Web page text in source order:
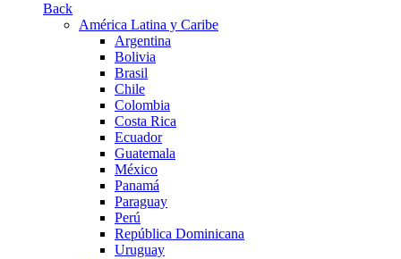
Back
América Latina y Caribe
Argentina
Bolivia
Brasil
Chile
Colombia
Costa Rica
Ecuador
Guatemala
México
Panamá
Paraguay
Perú
República Dominicana
Uruguay